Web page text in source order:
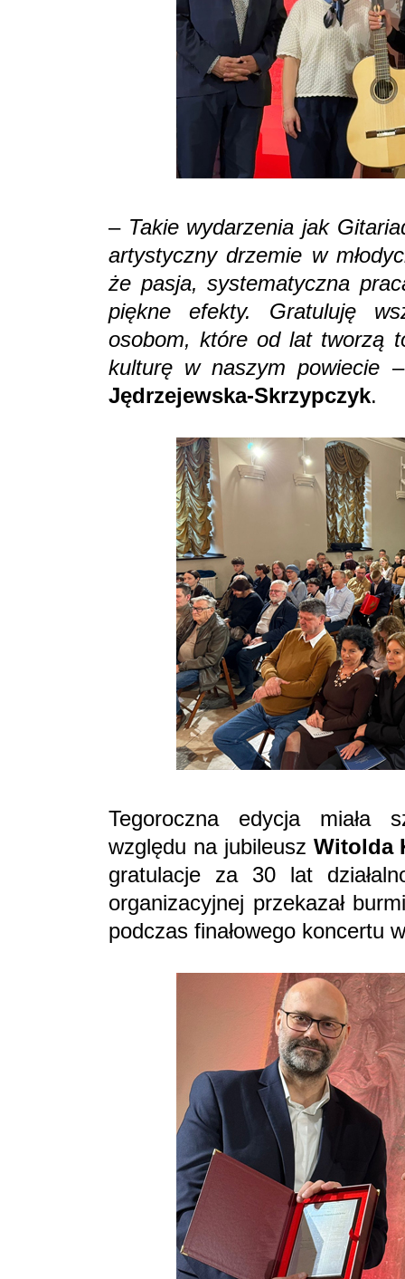
– Takie wydarzenia jak
artystyczny drzemie w
że pasja, systematyczna
piękne efekty. Gratuluję
osobom, które od lat tworzą
kulturę w naszym powiecie
Jędrzejewska-Skrzypczyk.
Tegoroczna edycja miała
względu na jubileusz Witolda
gratulacje za 30 lat
organizacyjnej przekazał
podczas finałowego koncertu